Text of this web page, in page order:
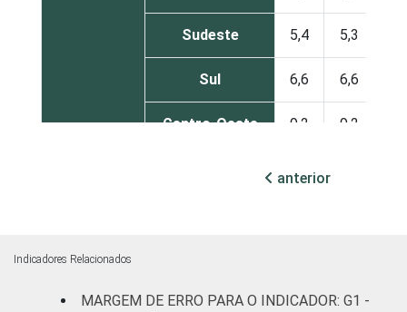
Sudeste 5,4 5,3
Sul 6,6 6,6
Centro-Oeste 9,2 9,2
6,1
reparação de
anterior
Indicadores Relacionados
MARGEM DE ERRO PARA O INDICADOR: G1 -